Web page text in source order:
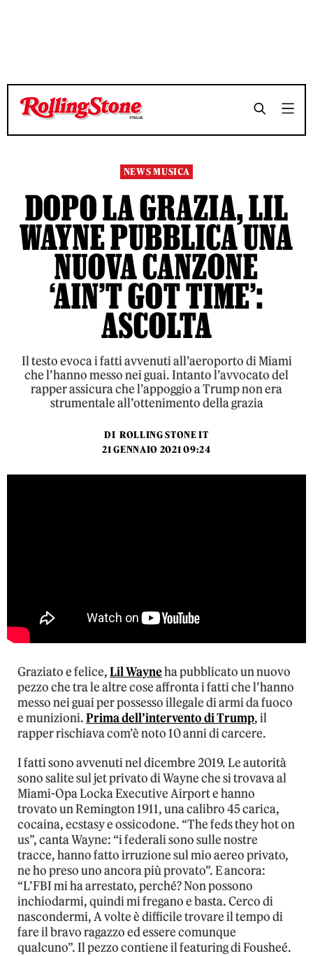
TEMPO DI LETTURA 3 MINUTI
TEMPO DI LETTURA 3 MINUTI
NEWS MUSICA
DOPO LA GRAZIA, LIL
WAYNE PUBBLICA UNA
NUOVA CANZONE
‘AIN’T GOT TIME’:
ASCOLTA
Il testo evoca i fatti avvenuti all’aeroporto di Miami
che l’hanno messo nei guai. Intanto l’avvocato del
rapper assicura che l’appoggio a Trump non era
strumentale all’ottenimento della grazia
DI ROLLING STONE IT
21 GENNAIO 2021 09:24
Graziato e felice,Lil Wayneha pubblicato un nuovo
pezzo che tra le altre cose affronta i fatti che l’hanno
messo nei guai per possesso illegale di armi da fuoco
e munizioni.Prima dell’intervento di Trump, il
rapper rischiava com’è noto 10 anni di carcere.
I fatti sono avvenuti nel dicembre 2019. Le autorità
sono salite sul jet privato di Wayne che si trovava al
Miami-Opa Locka Executive Airport e hanno
trovato un Remington 1911, una calibro 45 carica,
cocaina, ecstasy e ossicodone. “The feds they hot on
us”, canta Wayne: “i federali sono sulle nostre
tracce, hanno fatto irruzione sul mio aereo privato,
ne ho preso uno ancora più provato”. E ancora:
“L’FBI mi ha arrestato, perché? Non possono
inchiodarmi, quindi mi fregano e basta. Cerco di
nascondermi, A volte è difficile trovare il tempo di
fare il bravo ragazzo ed essere comunque
qualcuno”. Il pezzo contiene il featuring di Fousheé.